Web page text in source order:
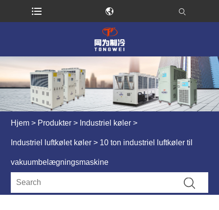
Hjem > Produkter > Industriel køler >
Industriel luftkølet køler > 10 ton industriel luftkøler til
vakuumbelægningsmaskine